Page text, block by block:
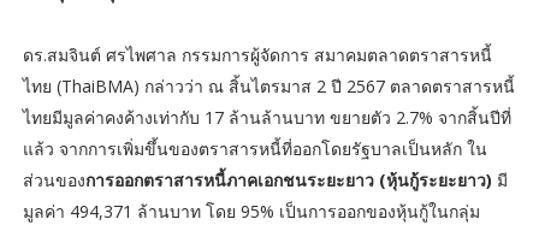
ดร.สมจินต์ ศรไพศาล กรรมการผู้จัดการ สมาคมตลาดตราสารหนี้
ไทย (ThaiBMA) กล่าวว่า ณ สิ้นไตรมาส 2 ปี 2567 ตลาดตราสารหนี้
ไทยมีมูลค่าคงค้างเท่ากับ 17 ล้านล้านบาท ขยายตัว 2.7% จากสิ้นปีที่
แล้ว จากการเพิ่มขึ้นของตราสารหนี้ที่ออกโดยรัฐบาลเป็นหลัก ใน
ส่วนของการออกตราสารหนี้ภาคเอกชนระยะยาว (หุ้นกู้ระยะยาว) มี
มูลค่า 494,371 ล้านบาท โดย 95% เป็นการออกของหุ้นกู้ในกลุ่ม